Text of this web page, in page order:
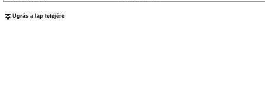
Ugrás a lap tetejére